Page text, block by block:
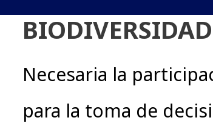
BIODIVERSIDAD
Necesaria la
para la toma de